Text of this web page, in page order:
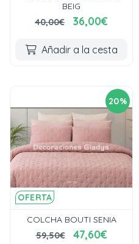
BEIG
40,00€
36,00€
Añadir a la cesta
20%
OFERTA
COLCHA BOUTI SENIA
59,50€
47,60€